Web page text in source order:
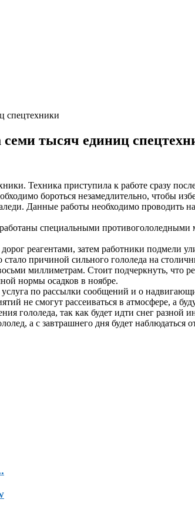
спецтехники
тысяч единиц
Техника приступила к работе сразу
бороться незамедлительно, чтобы
Данные работы необходимо проводить
специальными
реагентами, затем работники подмели
причиной сильного гололеда на
миллиметрам. Стоит подчеркнуть, что
нормы осадков в ноябре.
по рассылки сообщений и о
не смогут рассеиваться в атмосфере, а
гололеда, так как будет идти снег разной
а с завтрашнего дня будет наблюдаться